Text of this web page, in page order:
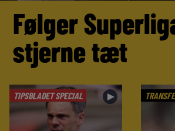
Følger
stjerne tæt
TIPSBLADET SPECIAL ►